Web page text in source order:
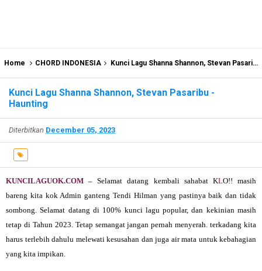
Home CHORD INDONESIA Kunci Lagu Shanna Shannon, Stevan Pasaribu - Haunting
Kunci Lagu Shanna Shannon, Stevan Pasaribu -
Haunting
Diterbitkan December 05, 2023
KUNCILAGUOK.COM – Selamat datang kembali sahabat KLO!! masih
bareng kita kok Admin ganteng Tendi Hilman yang pastinya baik dan tidak
sombong. Selamat datang di 100% kunci lagu popular, dan kekinian masih
tetap di Tahun 2023. Tetap semangat jangan pernah menyerah. terkadang kita
harus terlebih dahulu melewati kesusahan dan juga air mata untuk kebahagian
yang kita impikan.